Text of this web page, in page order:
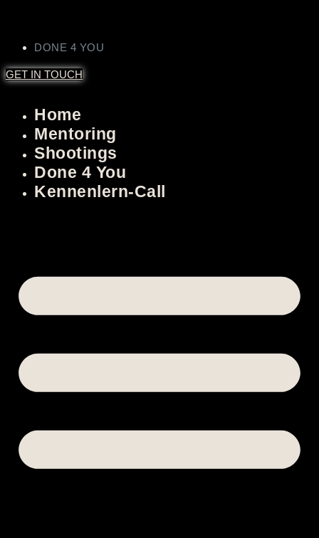
DONE 4 YOU
GET IN TOUCH
Home
Mentoring
Shootings
Done 4 You
Kennenlern-Call